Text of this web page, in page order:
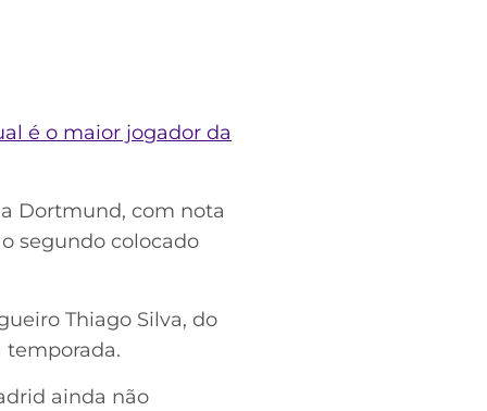
é o maior jogador da
Dortmund, com nota
segundo colocado
Thiago Silva, do
temporada.
ainda não